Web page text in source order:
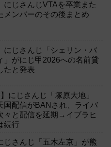
にじさんじVTAを卒業また
メンバーのその後まとめ
にじさんじ「シェリン・バ
」がにじ甲2026への名前貸
たと発表
】にじさんじ「塚原大地」
国配信がBANされ、ライバ
々と配信を延期→イブラヒ
続行
じさんじ「五木左京」が熊